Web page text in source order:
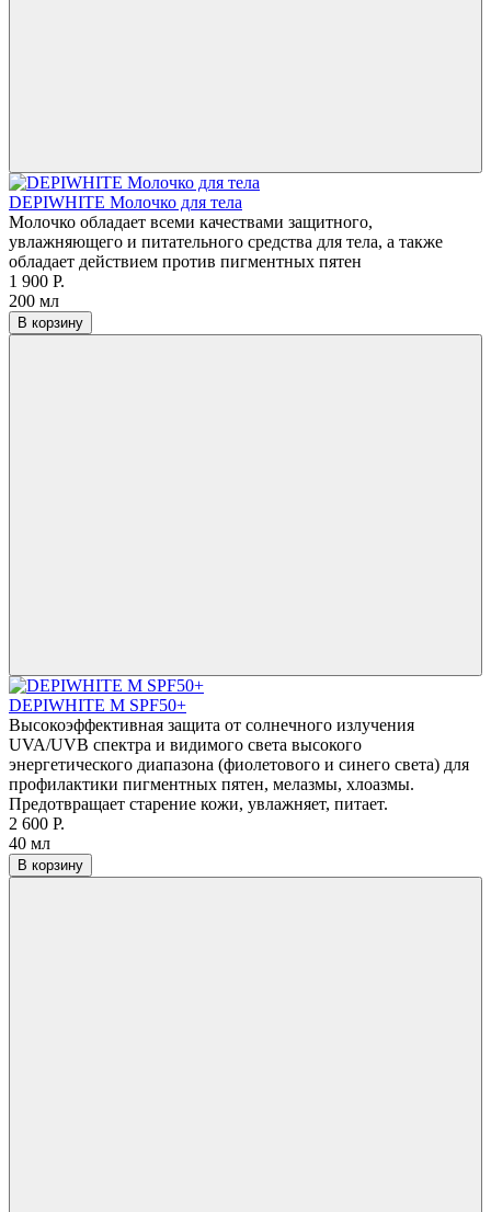
DEPIWHITE Молочко для тела
Молочко обладает всеми качествами защитного,
увлажняющего и питательного средства для тела, а также
обладает действием против пигментных пятен
1 900 Р.
200 мл
В корзину
DEPIWHITE M SPF50+
Высокоэффективная защита от солнечного излучения
UVA/UVB спектра и видимого света высокого
энергетического диапазона (фиолетового и синего света) для
профилактики пигментных пятен, мелазмы, хлоазмы.
Предотвращает старение кожи, увлажняет, питает.
2 600 Р.
40 мл
В корзину